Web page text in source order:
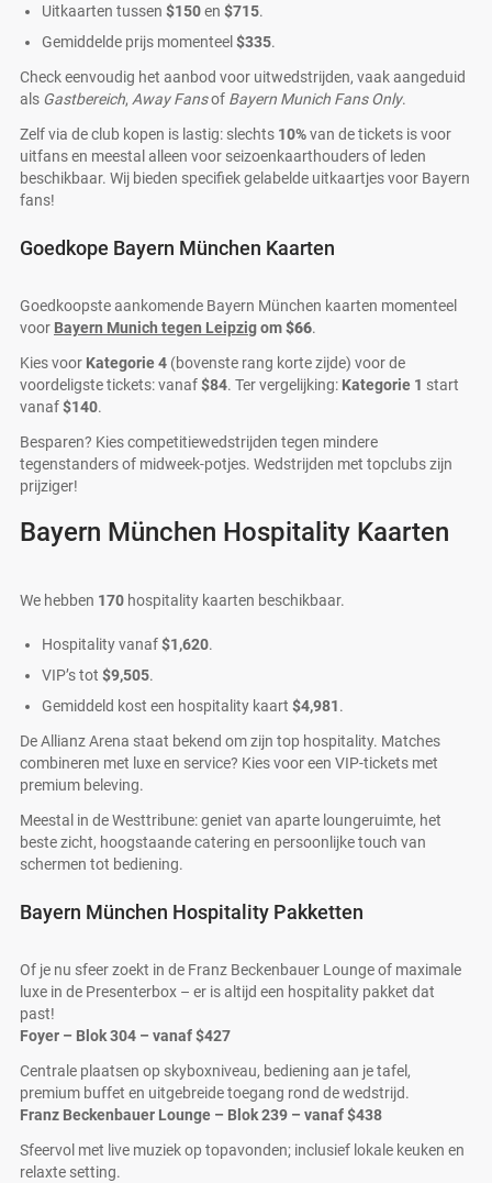
Uitkaarten tussen $150en $715.
Gemiddelde prijs momenteel $335.
Check eenvoudig het aanbod voor uitwedstrijden, vaak aangeduid
als Gastbereich, Away Fansof Bayern Munich Fans Only.
Zelf via de club kopen is lastig: slechts 10%van de tickets is voor
uitfans en meestal alleen voor seizoenkaarthouders of leden
beschikbaar. Wij bieden specifiek gelabelde uitkaartjes voor Bayern
fans!
Goedkope Bayern München Kaarten
Goedkoopste aankomende Bayern München kaarten momenteel
voor Bayern Munich tegen Leipzigom$66.
Kies voor Kategorie 4 (bovenste rang korte zijde) voor de
voordeligste tickets: vanaf$84. Ter vergelijking: Kategorie 1 start
vanaf$140.
Besparen? Kies competitiewedstrijden tegen mindere
tegenstanders of midweek-potjes. Wedstrijden met topclubs zijn
prijziger!
Bayern München Hospitality Kaarten
We hebben 170 hospitality kaarten beschikbaar.
Hospitality vanaf$1,620.
VIP’s tot $9,505.
Gemiddeld kost een hospitality kaart $4,981.
De Allianz Arena staat bekend om zijn top hospitality. Matches
combineren met luxe en service? Kies voor een VIP-tickets met
premium beleving.
Meestal in de Westtribune: geniet van aparte loungeruimte, het
beste zicht, hoogstaande catering en persoonlijke touch van
schermen tot bediening.
Bayern München Hospitality Pakketten
Of je nu sfeer zoekt in de Franz Beckenbauer Lounge of maximale
luxe in de Presenterbox – er is altijd een hospitality pakket dat
past!
Foyer – Blok 304 – vanaf$427
Centrale plaatsen op skyboxniveau, bediening aan je tafel,
premium buffet en uitgebreide toegang rond de wedstrijd.
Franz Beckenbauer Lounge – Blok 239 – vanaf$438
Sfeervol met live muziek op topavonden; inclusief lokale keuken en
relaxte setting.